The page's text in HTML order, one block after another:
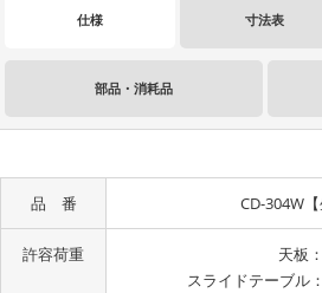
仕様 寸法表
部品・消耗品
品 番 CD-304W【
許容荷重
天板
スライドテーブル